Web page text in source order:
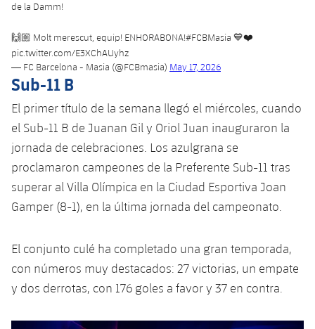
Clasificaciones
Fotos
VALORANT Game Changers
eFootball
de la Damm!
🙌🏼 Molt merescut, equip! ENHORABONA!#FCBMasia 💙❤️
pic.twitter.com/E3XChAUyhz
— FC Barcelona - Masia (@FCBmasia) May 17, 2026
Sub-11 B
El primer título de la semana llegó el miércoles, cuando
el Sub-11 B de Juanan Gil y Oriol Juan inauguraron la
jornada de celebraciones. Los azulgrana se
proclamaron campeones de la Preferente Sub-11 tras
superar al Villa Olímpica en la Ciudad Esportiva Joan
Gamper (8-1), en la última jornada del campeonato.
El conjunto culé ha completado una gran temporada,
con números muy destacados: 27 victorias, un empate
y dos derrotas, con 176 goles a favor y 37 en contra.